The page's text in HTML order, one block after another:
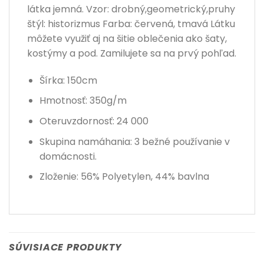
látka jemná. Vzor: drobný,geometrický,pruhy
štýl: historizmus Farba: červená, tmavá Látku
môžete využiť aj na šitie oblečenia ako šaty,
kostýmy a pod. Zamilujete sa na prvý pohľad.
Šírka: 150cm
Hmotnosť: 350g/m
Oteruvzdornosť: 24 000
Skupina namáhania: 3 bežné používanie v
domácnosti.
Zloženie: 56% Polyetylen, 44% bavlna
SÚVISIACE PRODUKTY